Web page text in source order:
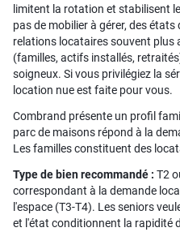
limitent la rotation et stabilisent
pas de mobilier à gérer, des états
relations locataires souvent plus
(familles, actifs installés,
soigneux. Si vous privilégiez la
location nue est faite pour vous.
Combrand présente un profil
parc de maisons répond à la
Les familles constituent des
Type de bien recommandé : T2
correspondant à la demande
l'espace (T3-T4). Les seniors
et l'état conditionnent la rapidité